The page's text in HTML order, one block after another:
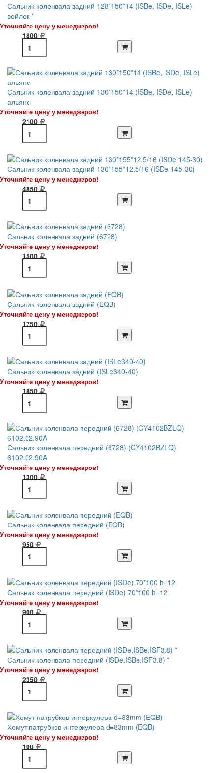
Сальник коленвала задний 128*150*14 (ISBe, ISDe, ISLe)
войлок *
Уточняйте цену у менеджеров!
1800
Сальник коленвала задний 130*150*14 (ISBe, ISDe, ISLe)
альянс
Уточняйте цену у менеджеров!
2100
Сальник коленвала задний 130*155*12,5/16 (ISDe 145-30)
Уточняйте цену у менеджеров!
4850
Сальник коленвала задний (6728)
Уточняйте цену у менеджеров!
1500
Сальник коленвала задний (EQB)
Уточняйте цену у менеджеров!
1750
Сальник коленвала задний (ISLe340-40)
Уточняйте цену у менеджеров!
1850
Сальник коленвала передний (6728) (CY4102BZLQ)
6102.02.90A
Уточняйте цену у менеджеров!
1300
Сальник коленвала передний (EQB)
Уточняйте цену у менеджеров!
950
Сальник коленвала передний (ISDe) 70*100 h=12
Уточняйте цену у менеджеров!
900
Сальник коленвала передний (ISDe,ISBe,ISF3.8) *
Уточняйте цену у менеджеров!
2350
Хомут патрубков интеркулера d=83mm (EQB)
Уточняйте цену у менеджеров!
100